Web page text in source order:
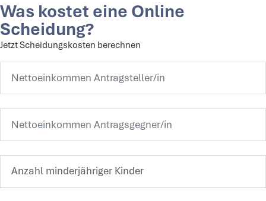
Was kostet eine Online
Scheidung?
Jetzt Scheidungskosten berechnen